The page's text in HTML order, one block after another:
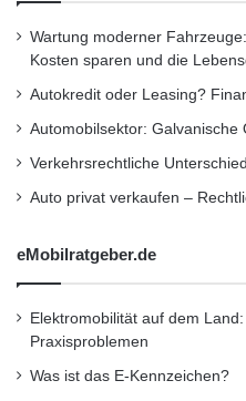
„Connected Car“,
automatisiertes
insbesondere die
von Antriebsstrang
nur die
Energienutzung,
der weniger
Fahrzeugen durch
Wartung moderner
Kosten sparen und die
Autokredit oder Leasing?
Automobilsektor:
Verkehrsrechtliche
Auto privat verkaufen –
eMobilratgeber.de
Elektromobilität auf dem
Praxisproblemen
Was ist das E-Kennzeichen?